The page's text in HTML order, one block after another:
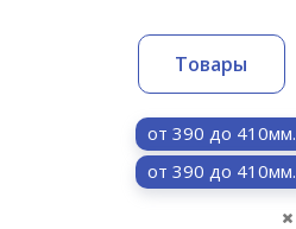
Товары
от 390 до 410мм.
от 390 до 410мм.